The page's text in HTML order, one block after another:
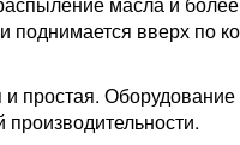
вверх по
простая.